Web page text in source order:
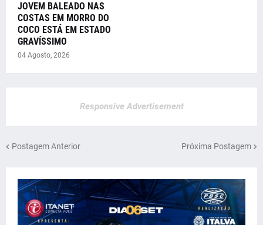
JOVEM BALEADO NAS
COSTAS EM MORRO DO
COCO ESTÁ EM ESTADO
GRAVÍSSIMO
04 Agosto, 2026
Responsive Advertisement
Postagem Anterior Próxima Postagem